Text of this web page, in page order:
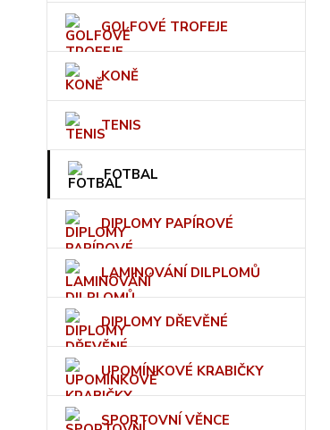
GOLFOVÉ TROFEJE
KONĚ
TENIS
FOTBAL
DIPLOMY PAPÍROVÉ
LAMINOVÁNÍ DILPLOMŮ
DIPLOMY DŘEVĚNÉ
UPOMÍNKOVÉ KRABIČKY
SPORTOVNÍ VĚNCE